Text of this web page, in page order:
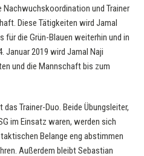
Nachwuchskoordination und Trainer
Diese Tätigkeiten wird Jamal
für die Grün-Blauen weiterhin und in
Januar 2019 wird Jamal Naji
und die Mannschaft bis zum
Trainer-Duo. Beide Übungsleiter,
im Einsatz waren, werden sich
Belange eng abstimmen
Außerdem bleibt Sebastian